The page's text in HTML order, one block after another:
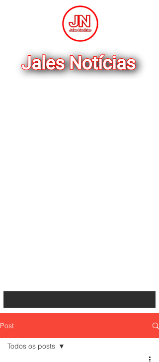
Post
Todos os posts